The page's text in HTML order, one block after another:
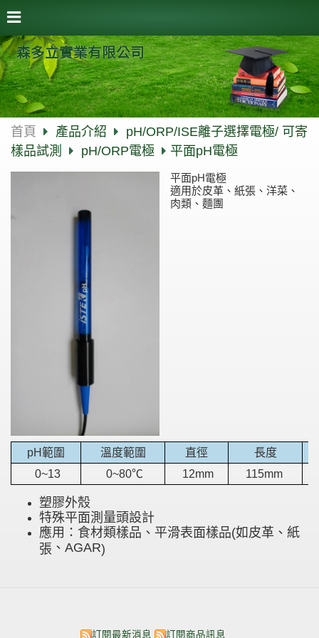
森多立實業有限公司
首頁 產品介紹
pH/ORP/ISE離子選擇電極/ 可寄
樣品試測
pH/ORP電極 平面pH電極
平面pH電極
適用於皮革、紙張、洋菜、
肉類、麵團
pH 範圍 溫度範圍 直徑
長度
0~13
0~80℃ 12mm 115mm
塑膠外殼
特殊平面測量頭設計
應用：食材類樣品、平滑表面樣品(如皮革、紙
張 、AGAR)
訂閱最新消息 訂閱商品訊息